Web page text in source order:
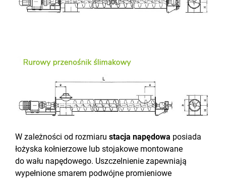
W zależności od rozmiaru stacja napędowa posiada
łożyska kołnierzowe lub stojakowe montowane
do wału napędowego. Uszczelnienie zapewniają
wypełnione smarem podwójne promieniowe